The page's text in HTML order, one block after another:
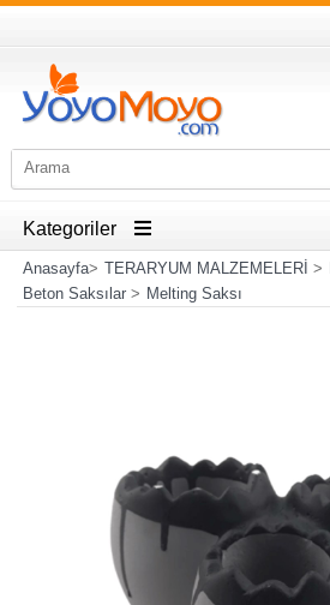
Kategoriler
Anasayfa> TERARYUM MALZEMELERİ >
Beton Saksılar> Melting Saksı